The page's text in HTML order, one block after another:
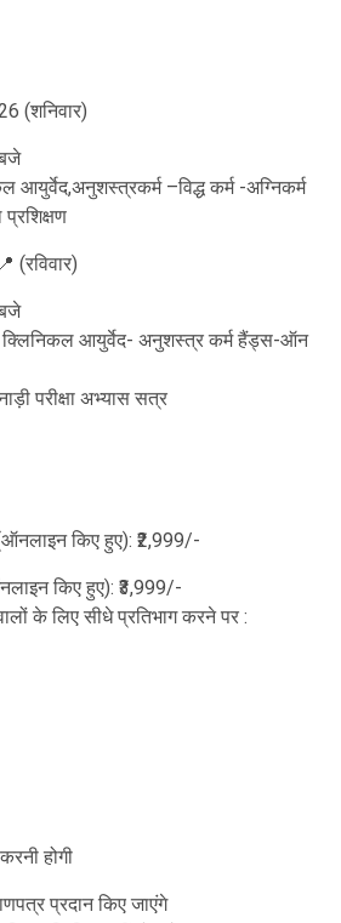
(शनिवार)
आयुर्वेद,अनुशस्त्रकर्म –विद्ध कर्म -अग्निकर्म
क्लिनिकल आयुर्वेद- अनुशस्त्र कर्म हैंड्स-ऑन
परीक्षा अभ्यास सत्र
(ऑनलाइन किए हुए): ₹2,999/-
किए हुए): ₹3,999/-
के लिए सीधे प्रतिभाग करने पर :
होगी
प्रदान किए जाएंगे